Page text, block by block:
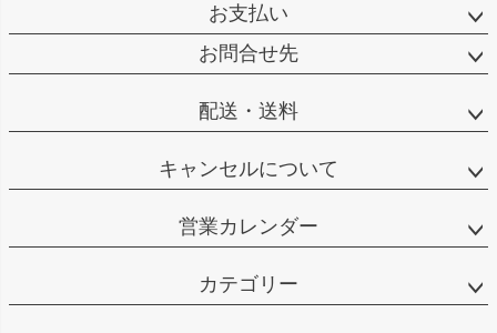
ップ
お支払い
お問合せ先
配送・送料
キャンセルについて
営業カレンダー
カテゴリー